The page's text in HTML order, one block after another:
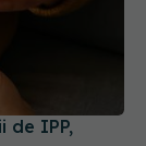
de IPP,